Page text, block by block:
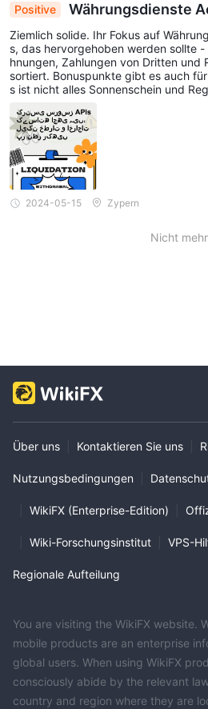
Positive
Währungsdienste
chten Sie auf Risiken und
Ziemlich solide. Ihr Fokus auf
s, das hervorgehoben werden sollte
hnungen, Zahlungen von Dritten und
sortiert. Bonuspunkte gibt es auch
s ist nicht alles Sonnenschein und
n, Wissen ist Macht!
2024-05-15 Zypern
Nicht mehr
Über uns Kontaktieren Sie uns
Nutzungsbedingungen
WikiFX (Enterprise-Edition)
Wiki-Forschungsinstitut VPS-
Regionale Aufteilung
You are visiting the WikiFX website.
mobile products are an enterprise
global users. When using WikiFX
consciously abide by the relevant
country and region where they are